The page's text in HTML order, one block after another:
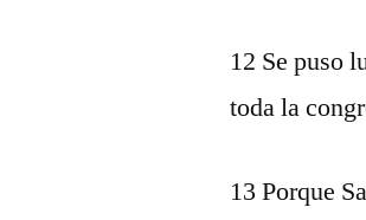
12 Se puso
toda la
13 Porque